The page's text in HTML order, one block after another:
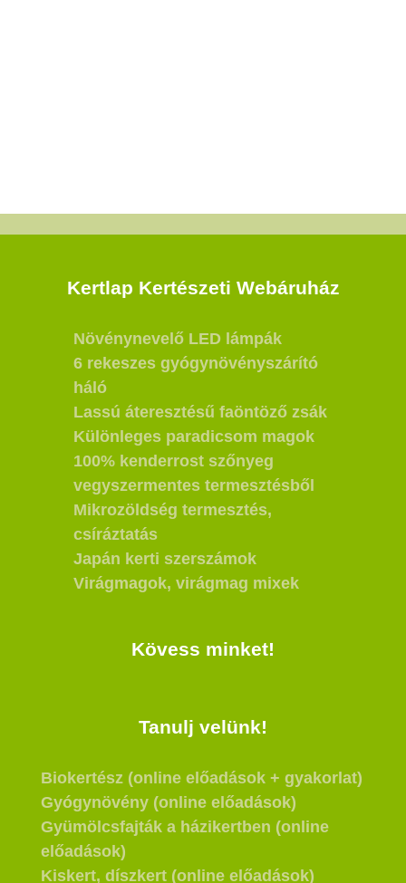
Kertlap Kertészeti Webáruház
Növénynevelő LED lámpák
6 rekeszes gyógynövényszárító
háló
Lassú áteresztésű faöntöző zsák
Különleges paradicsom magok
100% kenderrost szőnyeg
vegyszermentes termesztésből
Mikrozöldség termesztés,
csíráztatás
Japán kerti szerszámok
Virágmagok, virágmag mixek
Kövess minket!
Tanulj velünk!
Biokertész (online előadások + gyakorlat)
Gyógynövény (online előadások)
Gyümölcsfajták a házikertben (online
előadások)
Kiskert, díszkert (online előadások)